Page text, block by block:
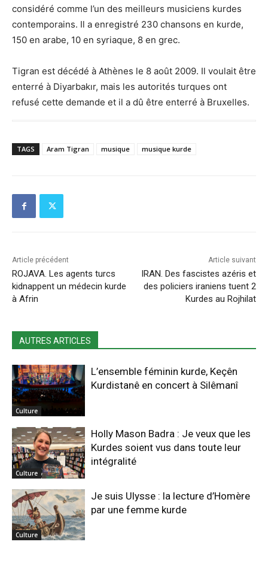
considéré comme l’un des meilleurs musiciens kurdes
contemporains. Il a enregistré 230 chansons en kurde,
150 en arabe, 10 en syriaque, 8 en grec.
Tigran est décédé à Athènes le 8 août 2009. Il voulait être
enterré à Diyarbakır, mais les autorités turques ont
refusé cette demande et il a dû être enterré à Bruxelles.
TAGS Aram Tigran musique musique kurde
Article précédent
ROJAVA. Les agents turcs
kidnappent un médecin kurde
à Afrin
Article suivant
IRAN. Des fascistes azéris et
des policiers iraniens tuent 2
Kurdes au Rojhilat
AUTRES ARTICLES
Culture
L’ensemble féminin kurde, Keçên
Kurdistanê en concert à Silêmanî
Culture
Holly Mason Badra : Je veux que les
Kurdes soient vus dans toute leur
intégralité
Culture
Je suis Ulysse : la lecture d’Homère
par une femme kurde